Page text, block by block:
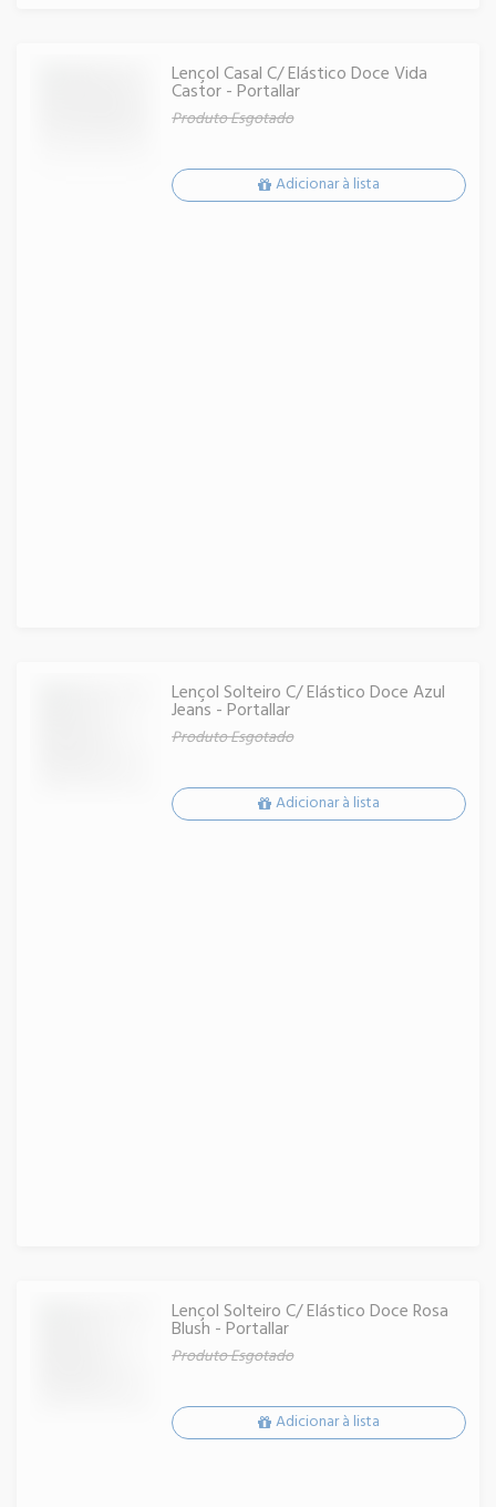
Lençol Casal C/ Elástico Doce Vida
Castor - Portallar
Produto Esgotado
Adicionar à lista
Lençol Solteiro C/ Elástico Doce Azul
Jeans - Portallar
Produto Esgotado
Adicionar à lista
Lençol Solteiro C/ Elástico Doce Rosa
Blush - Portallar
Produto Esgotado
Adicionar à lista